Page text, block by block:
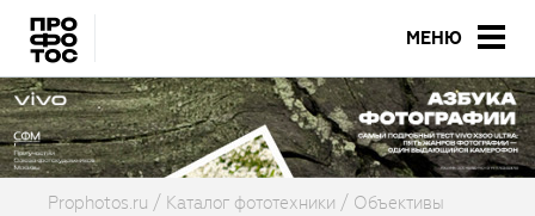
МЕНЮ
Prophotos.ru Каталог фототехники
Объективы